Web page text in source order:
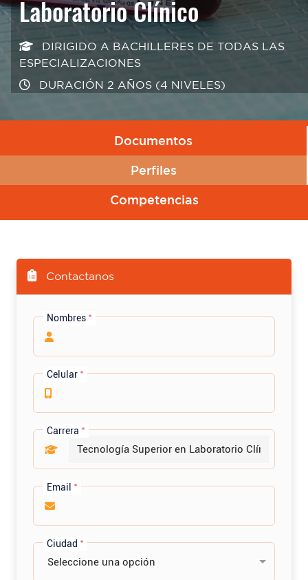
Laboratorio Clínico
DIRIGIDO A BACHILLERES DE TODAS LAS
ESPECIALIZACIONES
DURACIÓN 2 AÑOS (4 NIVELES)
Laboratorio Clínico
DIRIGIDO A BACHILLERES DE TODAS LAS
ESPECIALIZACIONES
DURACIÓN 2 AÑOS (4 NIVELES)
Documentos
Perfiles
Competencias
Contactanos
Nombres *
Celular *
Carrera *
Email *
Ciudad *
Seleccione una opción